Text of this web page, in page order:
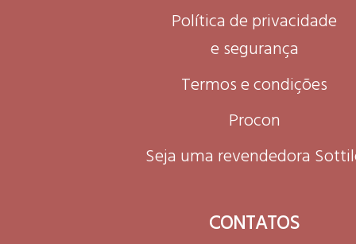
Política de privacidade
e segurança
Termos e condições
Procon
Seja uma revendedora
CONTATOS